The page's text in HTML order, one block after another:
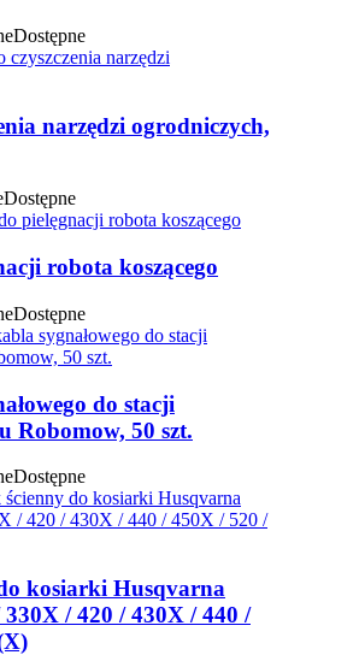
Dostępne
narzędzi ogrodniczych,
Dostępne
robota koszącego
Dostępne
do stacji
Robomow, 50 szt.
Dostępne
kosiarki Husqvarna
/ 420 / 430X / 440 /